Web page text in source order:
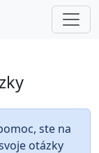
ste na
otázky